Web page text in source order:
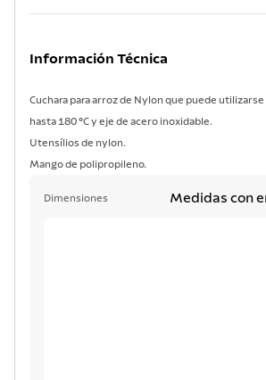
Información Técnica
Cuchara para arroz de Nylon que puede
hasta 180 °C y eje de acero inoxidable.
Utensílios de nylon.
Mango de polipropileno.
Dimensiones Medidas con